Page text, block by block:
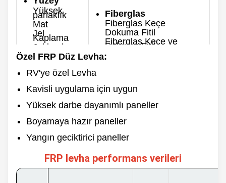
Yüksek
parlaklık
Mat
Jel
Kaplama
Jel kaplama
yok
Özelleştirilmiş
Arka taraf
Pürüzsüz
Pürüzlü
Fiberglas
Fiberglas Keçe
Dokuma Fitil
Fiberglas Keçe ve
Dokuma Fitil
Kalınlık
3500mm
Uzunluk
60/100/120m &
Özelleştirilmiş
Özel FRP Düz Levha:
RV'ye özel Levha
Kavisli uygulama için uygun
Yüksek darbe dayanımlı paneller
Boyamaya hazır paneller
Yangın geciktirici paneller
FRP levha performans verileri